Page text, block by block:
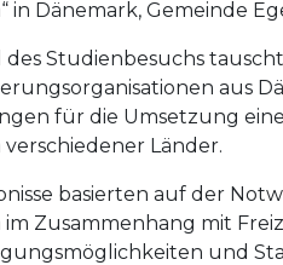
in Dänemark, Gemeinde
des Studienbesuchs
aus
für die Umsetzung
Länder.
basierten auf der
im Zusammenhang mit
und